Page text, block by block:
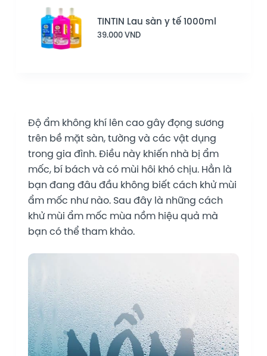
Độ ẩm không khí lên cao gây đọng sương
trên bề mặt sàn, tường và các vật dụng
trong gia đình. Điều này khiến nhà bị ẩm
mốc, bí bách và có mùi hôi khó chịu. Hẳn là
bạn đang đâu đầu không biết cách khử mùi
ẩm mốc như nào. Sau đây là những cách
khử mùi ẩm mốc mùa nồm hiệu quả mà
bạn có thể tham khảo.
TINTIN Lau sàn y tế 1000ml
39.000VND